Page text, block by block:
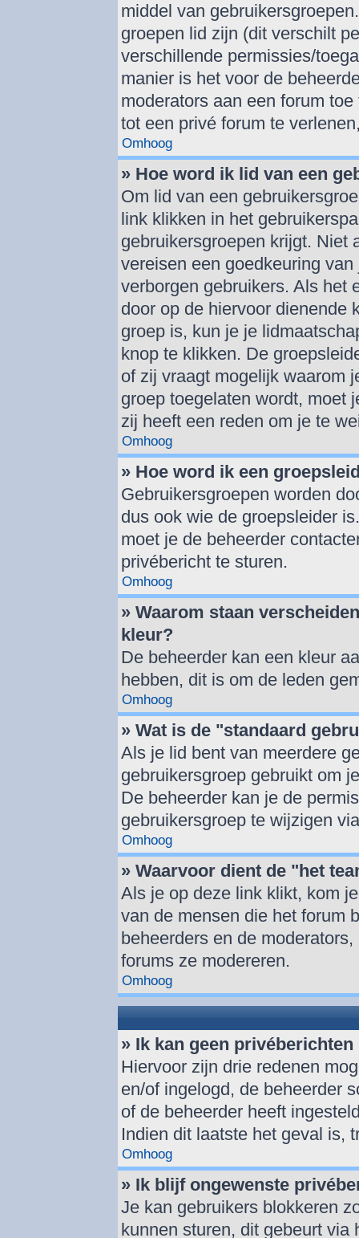
middel van
groepen lid zijn (dit verschilt
verschillende permissies/
manier is het voor de
moderators aan een forum
tot een privé forum te
Omhoog
» Hoe word ik lid van een
Om lid van een
link klikken in het
gebruikersgroepen krijgt. Niet
vereisen een goedkeuring
verborgen gebruikers. Als het
door op de hiervoor dienende
groep is, kun je je
knop te klikken. De
of zij vraagt mogelijk waarom
groep toegelaten wordt, moet
zij heeft een reden om je te
Omhoog
» Hoe word ik een
Gebruikersgroepen worden
dus ook wie de groepsleider
moet je de beheerder
privébericht te sturen.
Omhoog
» Waarom staan
kleur?
De beheerder kan een kleur
hebben, dit is om de leden
Omhoog
» Wat is de "standaard
Als je lid bent van meerdere
gebruikersgroep gebruikt om
De beheerder kan je de
gebruikersgroep te wijzigen
Omhoog
» Waarvoor dient de "het
Als je op deze link klikt, kom
van de mensen die het forum
beheerders en de
forums ze modereren.
Omhoog
» Ik kan geen
Hiervoor zijn drie redenen
en/of ingelogd, de beheerder
of de beheerder heeft
Indien dit laatste het geval is,
Omhoog
» Ik blijf ongewenste
Je kan gebruikers blokkeren
kunnen sturen, dit gebeurt via